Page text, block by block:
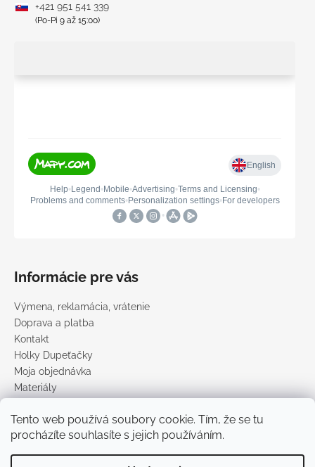
Tento web používá soubory cookie. Tím, že se tu
procházíte souhlasíte s jejich používáním.
+421 951 541 339
(Po-Pi 9 až 15:00)
Informácie pre vás
Výmena, reklamácia, vrátenie
Doprava a platba
Kontakt
Holky Dupeťačky
Moja objednávka
Materiály
Podmienky ochrany osobných údajov
Predávané značky